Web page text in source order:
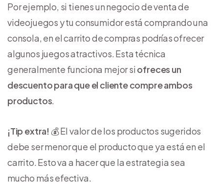
Por ejemplo, si tienes un negocio de venta de
videojuegos y tu consumidor está comprando una
consola, en el carrito de compras podrías ofrecer
algunos juegos atractivos. Esta técnica
generalmente funciona mejor si ofreces un
descuento para que el cliente compre ambos
productos.
¡Tip extra! 💰 El valor de los productos sugeridos
debe ser menor que el producto que ya está en el
carrito. Esto va a hacer que la estrategia sea
mucho más efectiva.